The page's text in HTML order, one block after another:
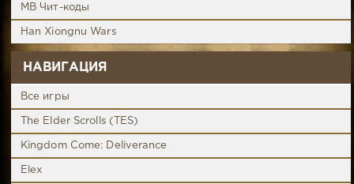
MB Чит-коды
Han Xiongnu Wars
НАВИГАЦИЯ
Все игры
The Elder Scrolls (TES)
Kingdom Come: Deliverance
Elex